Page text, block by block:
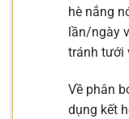
hè nắng
lần/ngày
tránh tưới
Về phân
dụng kết